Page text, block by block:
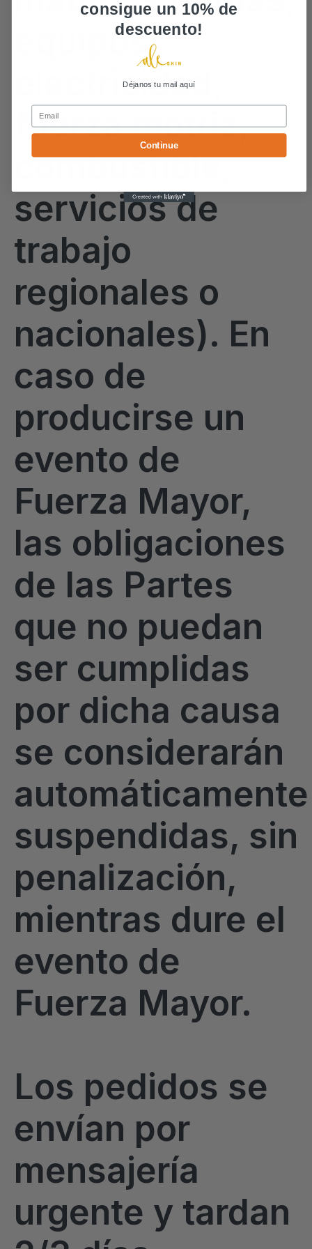
equipos,
electricidad,
fuerza motriz,
combustible,
servicios de
trabajo
regionales o
nacionales). En
caso de
producirse un
evento de
Fuerza Mayor,
las obligaciones
de las Partes
que no puedan
ser cumplidas
por dicha causa
se considerarán
automáticamente
suspendidas, sin
penalización,
mientras dure el
evento de
Fuerza Mayor.
Los pedidos se
envían por
mensajería
urgente y tardan
consigue un 10% de
descuento!
Déjanos tu mail aquí
Email
Continue